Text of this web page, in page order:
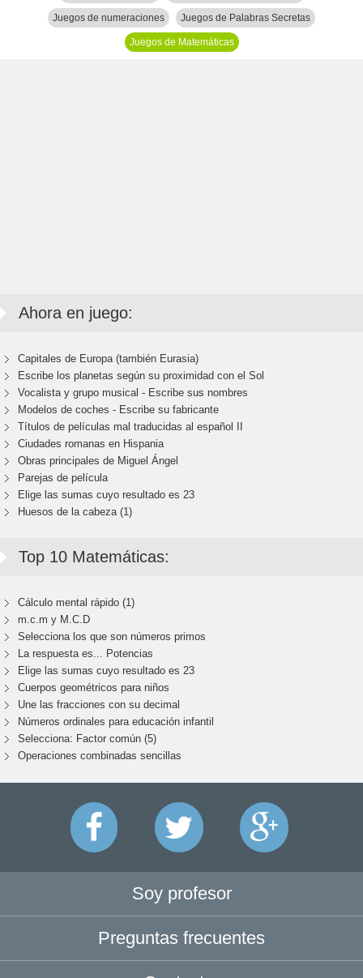
Juegos de numeraciones Juegos de Palabras Secretas
Juegos de Matemáticas
Ahora en juego:
Capitales de Europa (también Eurasia)
Escribe los planetas según su proximidad con el Sol
Vocalista y grupo musical - Escribe sus nombres
Modelos de coches - Escribe su fabricante
Títulos de películas mal traducidas al español II
Ciudades romanas en Hispania
Obras principales de Miguel Ángel
Parejas de película
Elige las sumas cuyo resultado es 23
Huesos de la cabeza (1)
Top 10 Matemáticas:
Cálculo mental rápido (1)
m.c.m y M.C.D
Selecciona los que son números primos
La respuesta es... Potencias
Elige las sumas cuyo resultado es 23
Cuerpos geométricos para niños
Une las fracciones con su decimal
Números ordinales para educación infantil
Selecciona: Factor común (5)
Operaciones combinadas sencillas
Soy profesor
Preguntas frecuentes